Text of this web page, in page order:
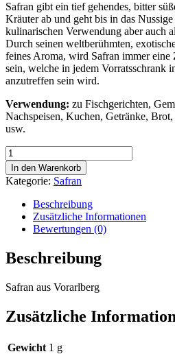
Safran gibt ein tief gehendes, bitter
Kräuter ab und geht bis in das
kulinarischen Verwendung aber auch
Durch seinen weltberühmten,
feines Aroma, wird Safran immer
sein, welche in jedem Vorratsschrank
anzutreffen sein wird.
Verwendung: zu Fischgerichten,
Nachspeisen, Kuchen, Getränke, Brot,
usw.
Safran
aus
Vorarlberg
1g
Menge
In den Warenkorb
Kategorie: Safran
Beschreibung
Zusätzliche Informationen
Bewertungen (0)
Beschreibung
Safran aus Vorarlberg
Zusätzliche
Gewicht 1 g